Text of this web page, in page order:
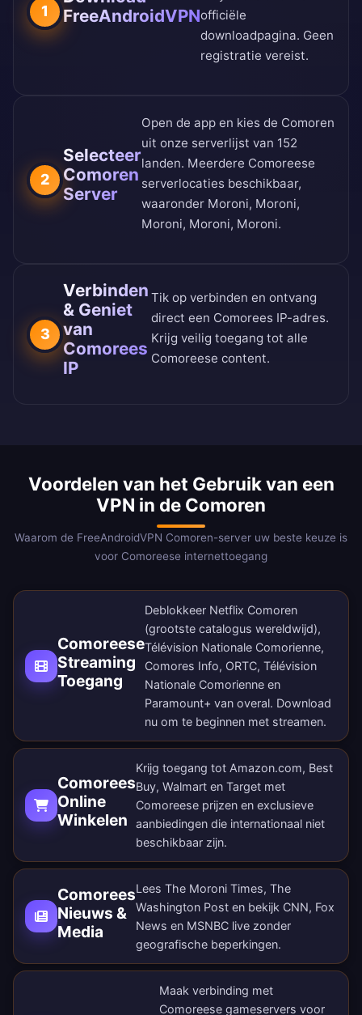
1
FreeAndroidVPNofficiële
downloadpagina. Geen
registratie vereist.
2
Selecteer
Comoren
Server
Open de app en kies de Comoren
uit onze serverlijst van 152
landen. Meerdere Comoreese
serverlocaties beschikbaar,
waaronder Moroni, Moroni,
Moroni, Moroni, Moroni.
3
Verbinden
& Geniet
van
Comorees
IP
Tik op verbinden en ontvang
direct een Comorees IP-adres.
Krijg veilig toegang tot alle
Comoreese content.
Voordelen van het Gebruik van een
VPN in de Comoren
Waarom de FreeAndroidVPN Comoren-server uw beste keuze is
voor Comoreese internettoegang
Comoreese
Streaming
Toegang
Deblokkeer Netflix Comoren
(grootste catalogus wereldwijd),
Télévision Nationale Comorienne,
Comores Info, ORTC, Télévision
Nationale Comorienne en
Paramount+ van overal. Download
nu om te beginnen met streamen.
Comorees
Online
Winkelen
Krijg toegang tot Amazon.com, Best
Buy, Walmart en Target met
Comoreese prijzen en exclusieve
aanbiedingen die internationaal niet
beschikbaar zijn.
Comorees
Nieuws &
Media
Lees The Moroni Times, The
Washington Post en bekijk CNN, Fox
News en MSNBC live zonder
geografische beperkingen.
Maak verbinding met
Comoreese gameservers voor